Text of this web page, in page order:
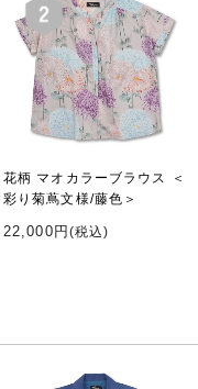
花柄 マオカラーブラウス ＜
彩り菊蔦文様/藤色＞
22,000円 (税込)